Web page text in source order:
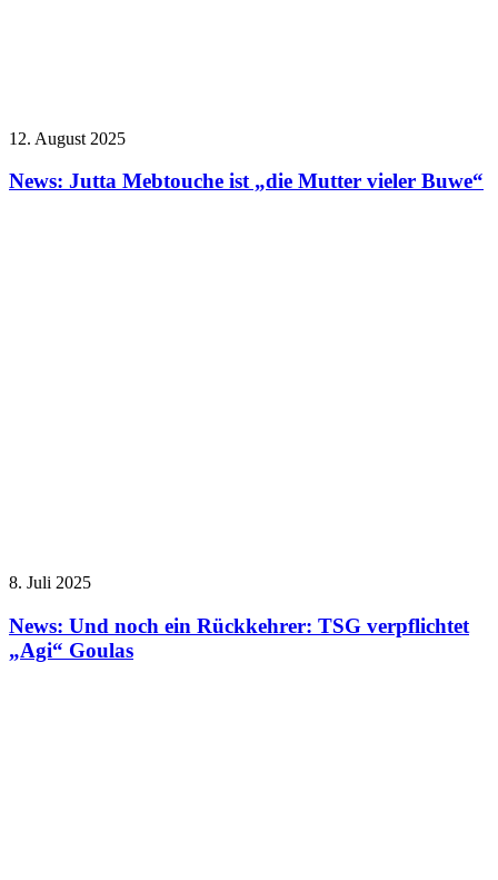
12. August 2025
News: Jutta Mebtouche ist „die Mutter vieler Buwe“
8. Juli 2025
News: Und noch ein Rückkehrer: TSG verpflichtet
„Agi“ Goulas